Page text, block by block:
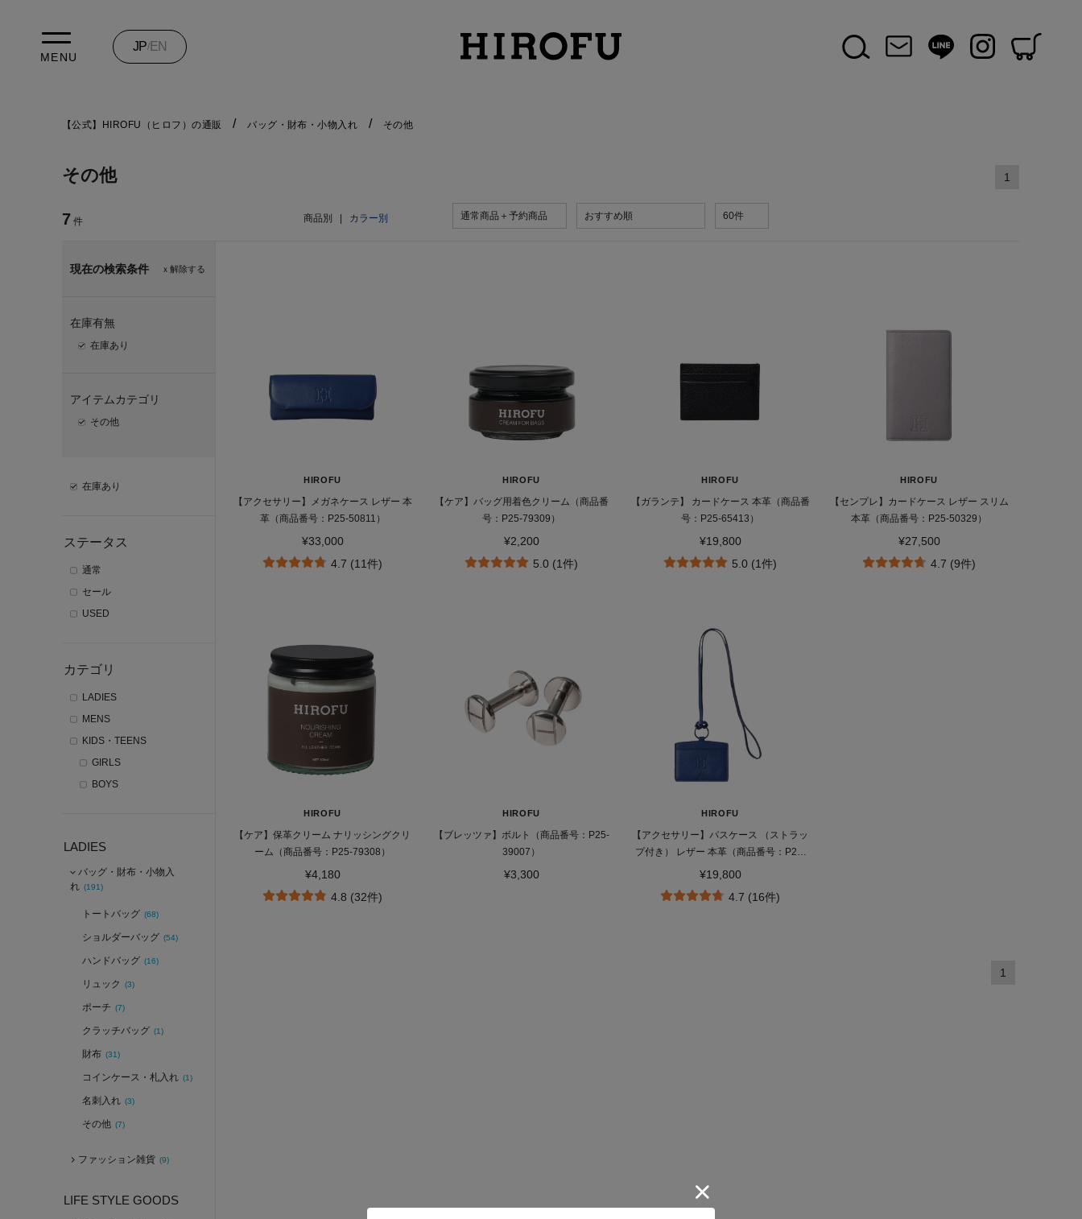
MENU
JP/EN
【公式】HIROFU（ヒロフ）の通販 バッグ・財布・小物入れ その他
その他
7 件 商品別 カラー別 通常商品＋予約商品 おすすめ順 60件
1
ｘ解除する
現在の検索条件
在庫有無
在庫あり
アイテムカテゴリ
その他
在庫あり
ステータス
通常
セール
USED
カテゴリ
LADIES
MENS
KIDS・TEENS
GIRLS
BOYS
LADIES
バッグ・財布・小物入
れ (191)
トートバッグ (68)
ショルダーバッグ (54)
ハンドバッグ (16)
リュック (3)
ポーチ (7)
クラッチバッグ (1)
財布 (31)
コインケース・札入れ (1)
名刺入れ (3)
その他 (7)
ファッション雑貨 (9)
LIFE STYLE GOODS
HIROFU
【アクセサリー】メガネケース レザー 本
革（商品番号：P25-50811）
¥33,000
4.7 (11件)
HIROFU
【ケア】バッグ用着色クリーム（商品番
号：P25-79309）
¥2,200
5.0 (1件)
HIROFU
【ガランテ】 カードケース 本革（商品番
号：P25-65413）
¥19,800
5.0 (1件)
HIROFU
【センプレ】カードケース レザー スリム
本革（商品番号：P25-50329）
¥27,500
4.7 (9件)
HIROFU
【ケア】保革クリーム ナリッシングクリ
ーム（商品番号：P25-79308）
¥4,180
4.8 (32件)
HIROFU
【ブレッツァ】ボルト（商品番号：P25-
39007）
¥3,300
HIROFU
【アクセサリー】パスケース （ストラッ
プ付き） レザー 本革（商品番号：P25-
50013）
¥19,800
4.7 (16件)
1